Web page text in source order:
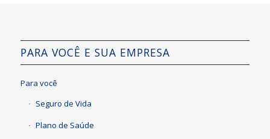
PARA VOCÊ E SUA EMPRESA
Para você
Seguro de Vida
Plano de Saúde